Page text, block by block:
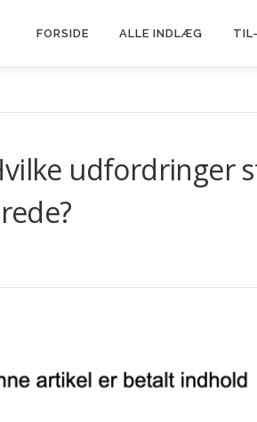
FORSIDE ALLE INDLÆG
udfordringer